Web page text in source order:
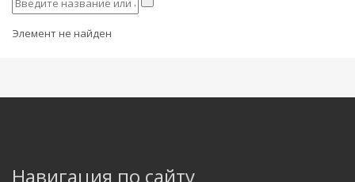
Элемент не найден
Навигация по сайту